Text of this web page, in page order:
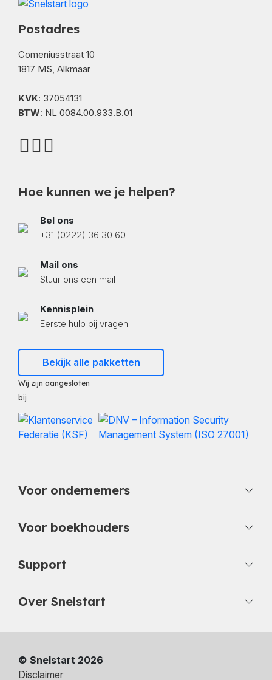
Postadres
Comeniusstraat 10
1817 MS, Alkmaar
KVK: 37054131
BTW: NL 0084.00.933.B.01
Hoe kunnen we je helpen?
Bel ons
+31 (0222) 36 30 60
Mail ons
Stuur ons een mail
Kennisplein
Eerste hulp bij vragen
Bekijk alle pakketten
Wij zijn aangesloten
bij
Voor ondernemers
Voor boekhouders
Support
Over Snelstart
© Snelstart 2026
Disclaimer